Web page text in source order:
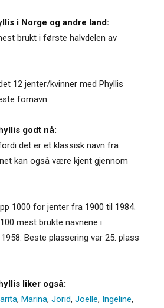
i Norge og andre land:
brukt i første halvdelen av
12 jenter/kvinner med Phyllis
fornavn.
godt nå:
det er et klassisk navn fra
kan også være kjent gjennom
1000 for jenter fra 1900 til 1984.
mest brukte navnene i
Beste plassering var 25. plass
liker også:
, Marina, Jorid, Joelle, Ingeline,